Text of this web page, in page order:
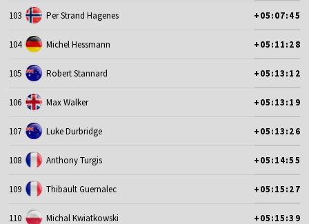
103 Per Strand Hagenes +05:07:45
104 Michel Hessmann +05:11:28
105 Robert Stannard +05:13:12
106 Max Walker +05:13:19
107 Luke Durbridge +05:13:26
108 Anthony Turgis +05:14:55
109 Thibault Guernalec +05:15:27
110 Michal Kwiatkowski +05:15:39